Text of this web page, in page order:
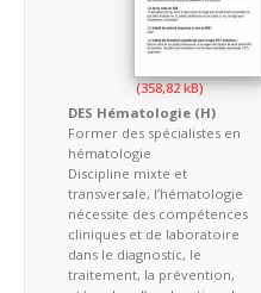
DES Hématologie (H)
Former des spécialistes en
hématologie
Discipline mixte et
transversale, l’hématologie
nécessite des compétences
cliniques et de laboratoire
dans le diagnostic, le
traitement, la prévention,